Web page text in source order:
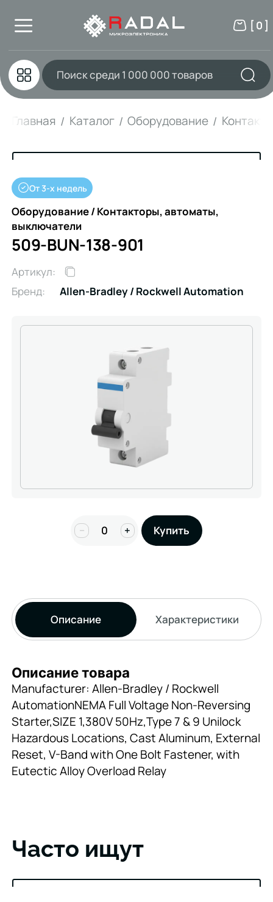
[ 0 ]
Главная Каталог Оборудование
От 3-х недель
Оборудование / Контакторы, автоматы,
выключатели
509-BUN-138-901
Артикул:
Бренд:
Allen-Bradley / Rockwell Automation
− + Купить
Описание Характеристики
Описание товара
Manufacturer: Allen-Bradley / Rockwell
AutomationNEMA Full Voltage Non-Reversing
Starter,SIZE 1,380V 50Hz,Type 7 & 9 Unilock
Hazardous Locations, Cast Aluminum, External
Reset, V-Band with One Bolt Fastener, with
Eutectic Alloy Overload Relay
Часто ищут